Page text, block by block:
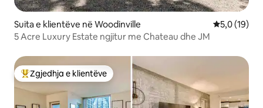
Suita e klientëve në Woodinville Vlerësimi
5,0 (19)
5 Acre Luxury Estate ngjitur me Chateau dhe JM
Më të mirat e zgjedhjeve të klientëve
Zgjedhja e klientëve